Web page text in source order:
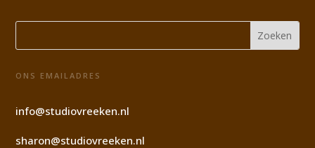
ONS EMAILADRES
info@studiovreeken.nl
sharon@studiovreeken.nl